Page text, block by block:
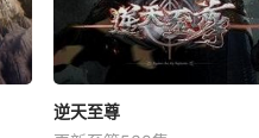
逆天至尊